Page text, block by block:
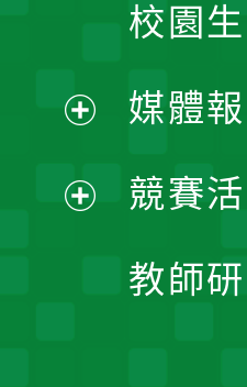
校園
媒體
競賽
教師
開